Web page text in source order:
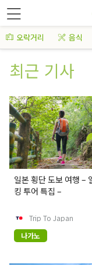
오락거리 음식
최근 기사
일본 횡단 도보 여행 –
킹 투어 특집 –
Trip To Japan
나가노